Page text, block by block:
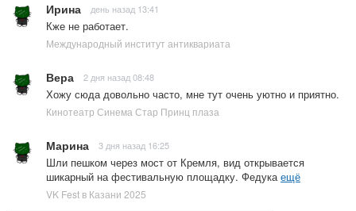
Ирина день назад 13:41
Кже не работает.
Международный институт антиквариата
Вера 2 дня назад 08:48
Хожу сюда довольно часто, мне тут очень уютно и приятно.
Кинотеатр Синема Стар Принц плаза
Марина 3 дня назад 16:25
Шли пешком через мост от Кремля, вид открывается
шикарный на фестивальную площадку. Федукаещё
VK Fest в Казани 2025